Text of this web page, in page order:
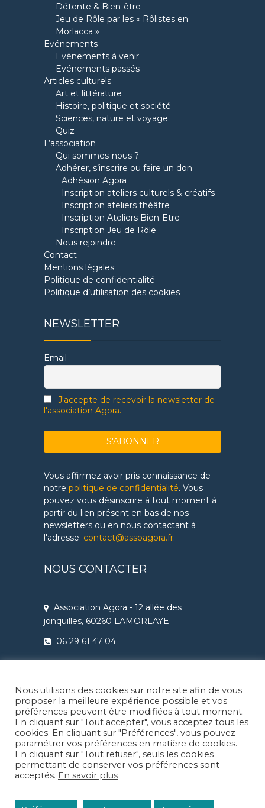
Détente & Bien-être
Jeu de Rôle par les « Rôlistes en
Morlacca »
Evénements
Evénements à venir
Evénements passés
Articles culturels
Art et littérature
Histoire, politique et société
Sciences, nature et voyage
Quiz
L’association
Qui sommes-nous ?
Adhérer, s’inscrire ou faire un don
Adhésion Agora
Inscription ateliers culturels & créatifs
Inscription ateliers théâtre
Inscription Ateliers Bien-Etre
Inscription Jeu de Rôle
Nous rejoindre
Contact
Mentions légales
Politique de confidentialité
Politique d’utilisation des cookies
NEWSLETTER
Email
J'accepte de recevoir la newsletter de
l'association Agora.
Vous affirmez avoir pris connaissance de
notre politique de confidentialité. Vous
pouvez vous désinscrire à tout moment à
partir du lien présent en bas de nos
newsletters ou en nous contactant à
l'adresse: contact@assoagora.fr.
NOUS CONTACTER
Association Agora - 12 allée des
jonquilles, 60260 LAMORLAYE
06 29 61 47 04
Règlement intérieur Agora - Ateliers
Théâtre & Cinéma
FacebookInstragramLinkedIn
Nous utilisons des cookies sur notre site afin de vous
proposer la meilleure expérience possible et vos
préférences peuvent être modifiées à tout moment.
En cliquant sur "Tout accepter", vous acceptez tous les
cookies. En cliquant sur "Préférences", vous pouvez
paramétrer vos préférences en matière de cookies.
En cliquant sur "Tout refuser", seuls les cookies
permettant de conserver vos préférences sont
acceptés. En savoir plus